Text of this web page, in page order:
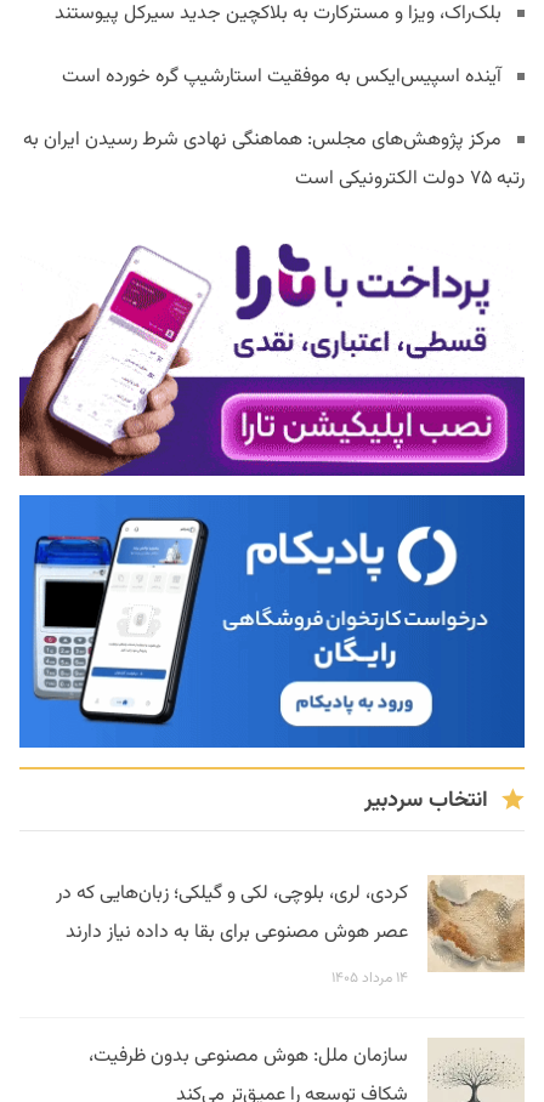
بلک‌راک، ویزا و مسترکارت به بلاکچین جدید سیرکل پیوستند
آینده اسپیس‌ایکس به موفقیت استارشیپ گره خورده است
مرکز پژوهش‌های مجلس: هماهنگی نهادی شرط رسیدن ایران به
رتبه ۷۵ دولت الکترونیکی است
انتخاب سردبیر
کردی، لری، بلوچی، لکی و گیلکی؛ زبان‌هایی که در
عصر هوش مصنوعی برای بقا به داده نیاز دارند
۱۴ مرداد ۱۴۰۵
سازمان ملل: هوش مصنوعی بدون ظرفیت،
شکاف توسعه را عمیق‌تر می‌کند